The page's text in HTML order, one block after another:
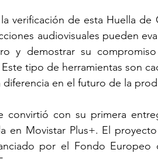
la verificación de esta Huella
audiovisuales pueden
y demostrar su
tipo de herramientas son
diferencia en el futuro de la
en Movistar Plus+. El
por el Fondo Europeo